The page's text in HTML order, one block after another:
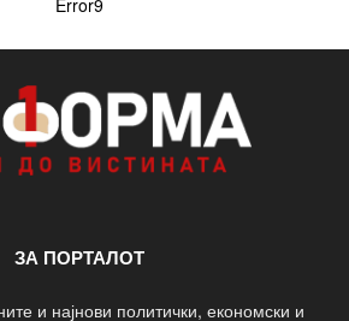
Error9
ЗА ПОРТАЛОТ
и најнови политички, економски и